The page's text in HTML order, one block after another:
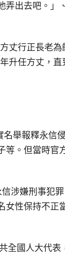
弄出去吧。」
丈行正長老為
升任方丈，直
舉報釋永信
等。但當時官
涉嫌刑事犯
女性保持不正
全國人大代表